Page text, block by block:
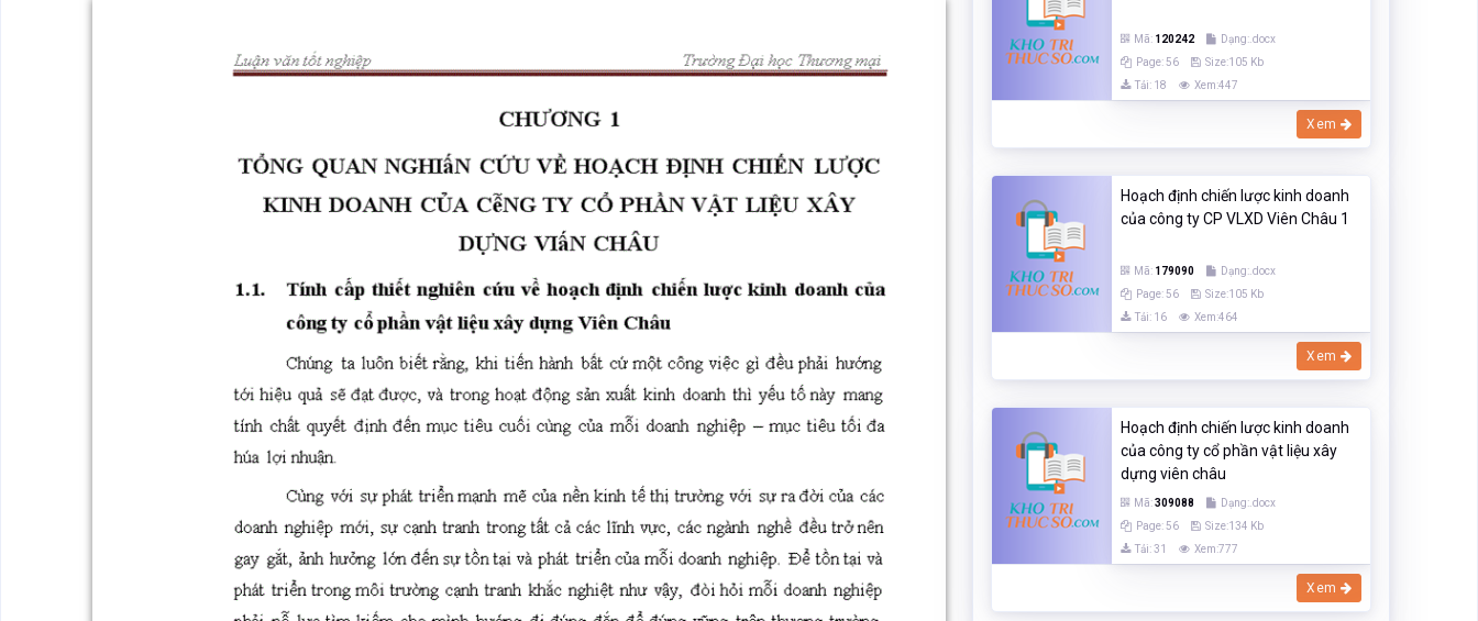
Mã: 120242
Dạng:.docx
Page: 56
Size:105 Kb
Tải: 18
Xem:447
Xem
Hoạch định chiến lược kinh doanh
của công ty CP VLXD Viên Châu 1
Mã: 179090
Dạng:.docx
Page: 56
Size:105 Kb
Tải: 16
Xem:464
Xem
Hoạch định chiến lược kinh doanh
của công ty cổ phần vật liệu xây
dựng viên châu
Mã:309088
Dạng:.docx
Page: 56
Size:134 Kb
Tải: 31
Xem:777
Xem